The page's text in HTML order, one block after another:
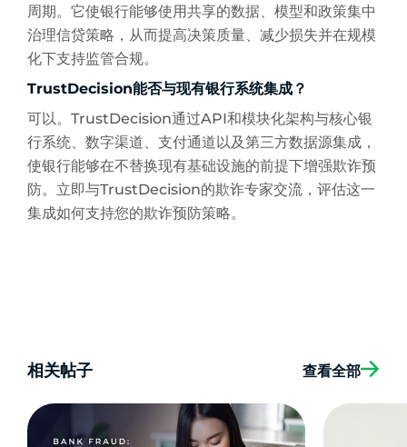
周期。它使银行能够使用共享的数据、模型和政策集中
治理信贷策略，从而提高决策质量、减少损失并在规模
化下支持监管合规。
TrustDecision能否与现有银行系统集成？
可以。TrustDecision通过API和模块化架构与核心银
行系统、数字渠道、支付通道以及第三方数据源集成，
使银行能够在不替换现有基础设施的前提下增强欺诈预
防。立即与TrustDecision的欺诈专家交流，评估这一
集成如何支持您的欺诈预防策略。
相关帖子 查看全部